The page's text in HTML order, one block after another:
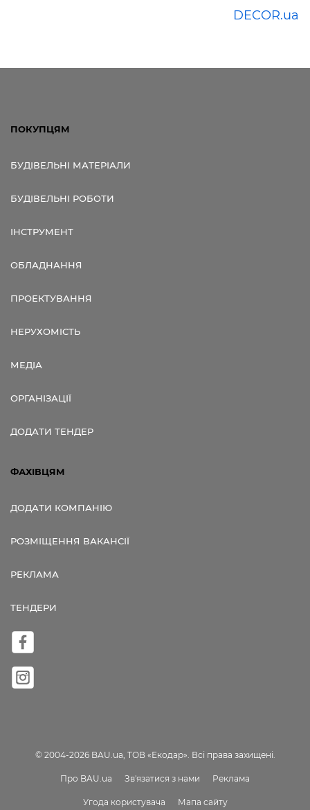
DECOR.ua
ПОКУПЦЯМ
БУДІВЕЛЬНІ МАТЕРІАЛИ
БУДІВЕЛЬНІ РОБОТИ
ІНСТРУМЕНТ
ОБЛАДНАННЯ
ПРОЕКТУВАННЯ
НЕРУХОМІСТЬ
МЕДІА
ОРГАНІЗАЦІЇ
ДОДАТИ ТЕНДЕР
ФАХІВЦЯМ
ДОДАТИ КОМПАНІЮ
РОЗМІЩЕННЯ ВАКАНСІЇ
РЕКЛАМА
ТЕНДЕРИ
© 2004-2026 BAU.ua, ТОВ «Екодар». Всі права захищені.
Про BAU.ua Зв'язатися з нами Реклама
Угода користувача Мапа сайту